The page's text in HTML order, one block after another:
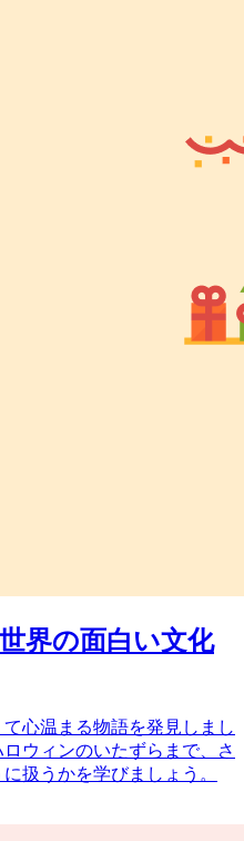
界の面白い文化
心温まる物語を発見しまし
ウィンのいたずらまで、さ
扱うかを学びましょう。